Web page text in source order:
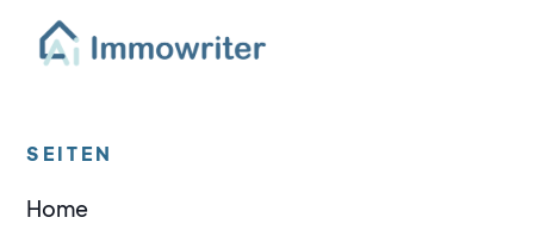
SEITEN
Home